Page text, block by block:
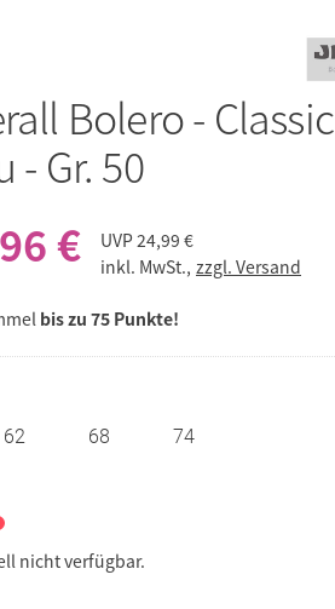
Bolero - Classic
- Gr. 50
€ UVP24,99 €
inkl. MwSt., zzgl. Versand
bis zu 75 Punkte!
62 68 74
nicht verfügbar.